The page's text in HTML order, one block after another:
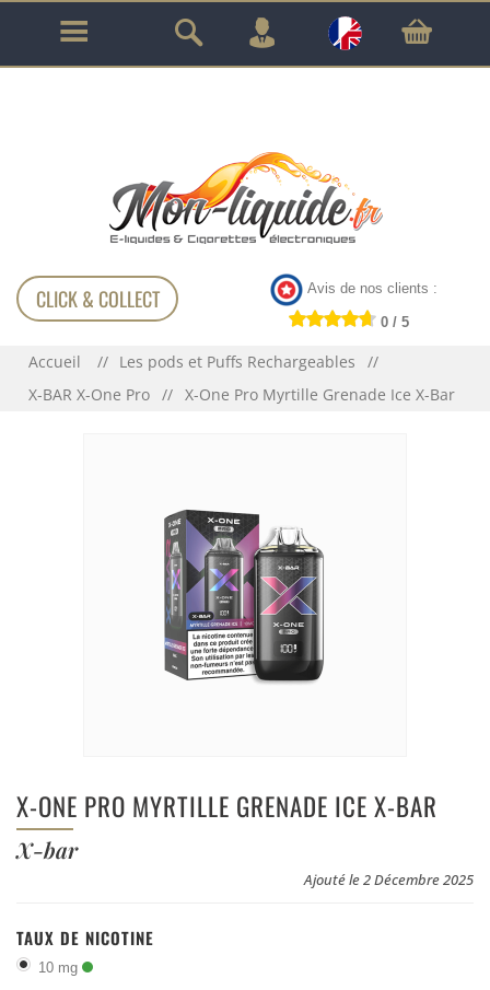
GARANTIE À VIE SUR TOUT LE MATÉRIEL
!!!
CLICK & COLLECT Avis de nos clients :
0 / 5
Accueil
Les pods et Puffs Rechargeables
X-BAR X-One Pro
X-One Pro Myrtille Grenade Ice X-Bar
X-ONE PRO MYRTILLE GRENADE ICE X-BAR
X-bar
Ajouté le 2 Décembre 2025
TAUX DE NICOTINE
10 mg